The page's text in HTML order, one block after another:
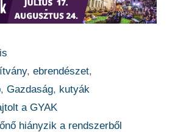
,ebrendészet,
, Gazdaság, kutyák
a GYAK
hiányzik a rendszerből